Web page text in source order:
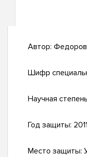
Автор:
Шифр
Научная
Год защиты: 2011
Место защиты: